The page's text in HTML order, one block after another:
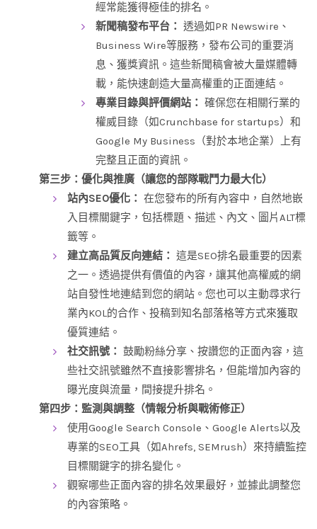
經常能獲得極佳的排名。
新聞稿發布平台： 透過如PR Newswire、
Business Wire等服務，發布公司的重要消
息、獲獎資訊。這些新聞稿會被大量媒體轉
載，能快速創造大量高權重的正面連結。
專業目錄與評價網站： 確保您在相關行業的
權威目錄（如Crunchbase for startups）和
Google My Business（對於本地企業）上有
完整且正面的資訊。
第三步：優化與推廣（讓您的部隊戰鬥力最大化）
站內SEO優化： 在您發布的所有內容中，自然地嵌
入目標關鍵字，包括標題、描述、內文、圖片ALT標
籤等。
建立高品質反向連結： 這是SEO排名最重要的因素
之一。透過提供有價值的內容，讓其他高權威的網
站自發性地連結到您的網站。您也可以主動尋求行
業內KOL的合作、投稿到知名部落格等方式來獲取
優質連結。
社交訊號： 鼓勵粉絲分享、按讚您的正面內容，這
些社交訊號雖然不直接影響排名，但能增加內容的
曝光度與流量，間接提升排名。
第四步：監測與調整（情報分析與戰術修正）
使用Google Search Console、Google Alerts以及
專業的SEO工具（如Ahrefs, SEMrush）來持續監控
目標關鍵字的排名變化。
觀察哪些正面內容的排名效果最好，並據此調整您
的內容策略。